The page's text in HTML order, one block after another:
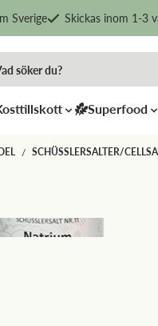
Sverige Skickas inom 1-3
Superfood
/ SCHÜSSLERSALTER/